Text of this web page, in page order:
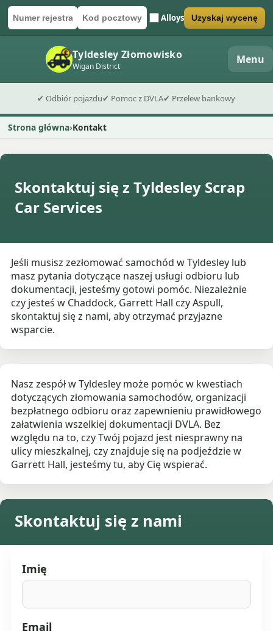
Numer rejestracyjny
Kod pocztowyAlloys
Wyślij formularz wyceny Uzyskaj wycenę
Tyldesley Złomowisko
Wigan District Menu
✔ Odbiór pojazdu✔ Pomoc z DVLA✔ Przelew bankowy
Strona główna Kontakt
Skontaktuj się z Tyldesley Scrap
Car Services
Jeśli musisz zezłomować samochód w Tyldesley lub
masz pytania dotyczące naszej usługi odbioru lub
dokumentacji, jesteśmy gotowi pomóc. Niezależnie
czy jesteś w Chaddock, Garrett Hall czy Aspull,
skontaktuj się z nami, aby otrzymać przyjazne
wsparcie.
Nasz zespół w Tyldesley może pomóc w kwestiach
dotyczących złomowania samochodów, organizacji
bezpłatnego odbioru oraz zapewnieniu prawidłowego
załatwienia wszelkiej dokumentacji DVLA. Bez
względu na to, czy Twój pojazd jest niesprawny na
ulicy mieszkalnej, czy znajduje się na podjeździe w
Garrett Hall, jesteśmy tu, aby Cię wspierać.
Skontaktuj się z nami
Imię
Email